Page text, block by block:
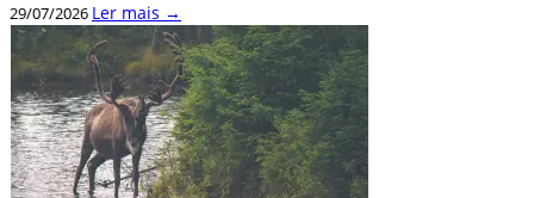
29/07/2026 Ler mais →